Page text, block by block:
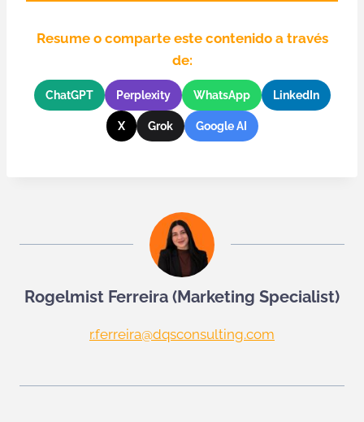
Resume o comparte este contenido a través
de:
ChatGPT Perplexity WhatsApp LinkedIn
X Grok Google AI
Rogelmist Ferreira (Marketing Specialist)
r.ferreira@dqsconsulting.com